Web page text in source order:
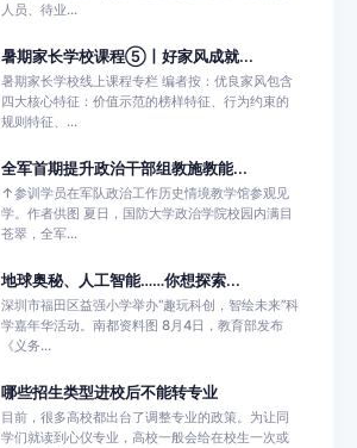
人员、待业...
暑期家长学校课程⑤丨好家风成就...
暑期家长学校线上课程专栏 编者按：优良家风包含
四大核心特征：价值示范的榜样特征、行为约束的
规则特征、...
全军首期提升政治干部组教施教能...
↑参训学员在军队政治工作历史情境教学馆参观见
学。作者供图 夏日，国防大学政治学院校园内满目
苍翠，全军...
地球奥秘、人工智能……你想探索...
深圳市福田区益强小学举办“趣玩科创，智绘未来”科
学嘉年华活动。南都资料图 8月4日，教育部发布
《义务...
哪些招生类型进校后不能转专业
目前，很多高校都出台了调整专业的政策。为让同
学们就读到心仪专业，高校一般会给在校生一次或